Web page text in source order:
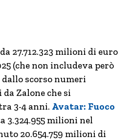
27.712.323 milioni di euro
(che non includeva però
dallo scorso numeri
Zalone che si
3-4 anni. Avatar: Fuoco
3.324.955 milioni nel
20.654.759 milioni di